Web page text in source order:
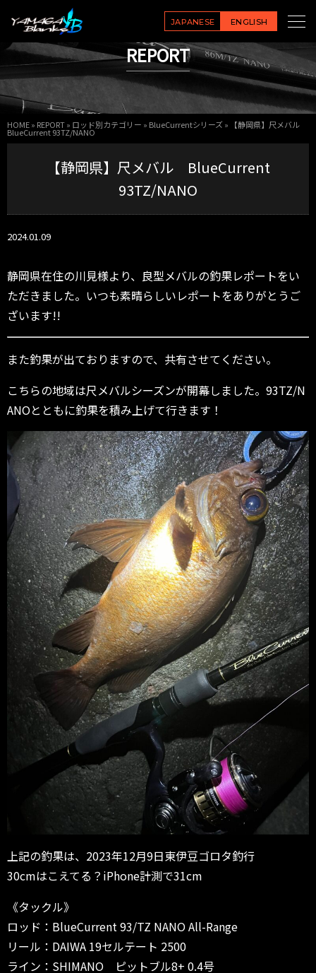
JAPANESE ENGLISH
REPORT
HOME» REPORT» ロッド別カテゴリー » BlueCurrentシリーズ» 【静岡県】尺メバル
BlueCurrent 93TZ/NANO
【静岡県】尺メバル BlueCurrent
93TZ/NANO
2024.01.09
静岡県在住の川見様より、良型メバルの釣果レポートをい
ただきました。いつも素晴らしいレポートをありがとうご
ざいます!!
また釣果が出ておりますので、共有させてください。
こちらの地域は尺メバルシーズンが開幕しました。93TZ/N
ANOとともに釣果を積み上げて行きます！
上記の釣果は、2023年12月9日東伊豆ゴロタ釣行
30cmはこえてる？iPhone計測で31cm
《タックル》
ロッド：BlueCurrent 93/TZ NANO All-Range
リール：DAIWA 19セルテート 2500
ライン：SHIMANO ピットブル8+ 0.4号